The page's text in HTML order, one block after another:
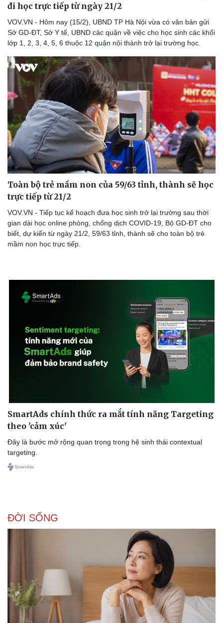
Sức khỏe
Dinh dưỡng - món ngon
Cây thuốc
Phòng mạch online
Ăn sạch sống khỏe
Đời sống
đi học trực tiếp từ ngày 21/2
VOV.VN - Hôm nay (15/2), UBND TP Hà Nội vừa có văn bản gửi
Sở GD-ĐT, Sở Y tế, UBND các quận về việc cho học sinh các khối
lớp 1, 2, 3, 4, 5, 6 thuộc 12 quận nội thành trở lại trường học.
Toàn bộ trẻ mầm non của 59/63 tỉnh, thành sẽ học
trực tiếp từ 21/2
VOV.VN - Tiếp tục kế hoạch đưa học sinh trở lại trường sau thời
gian dài học online phòng, chống dịch COVID-19, Bộ GD-ĐT cho
biết, dự kiến từ ngày 21/2, 59/63 tỉnh, thành sẽ cho toàn bộ trẻ
mầm non học trực tiếp.
SmartAds chính thức ra mắt tính năng Targeting
theo 'cảm xúc'
Đây là bước mở rộng quan trọng trong hệ sinh thái contextual
targeting.
ĐỜI SỐNG